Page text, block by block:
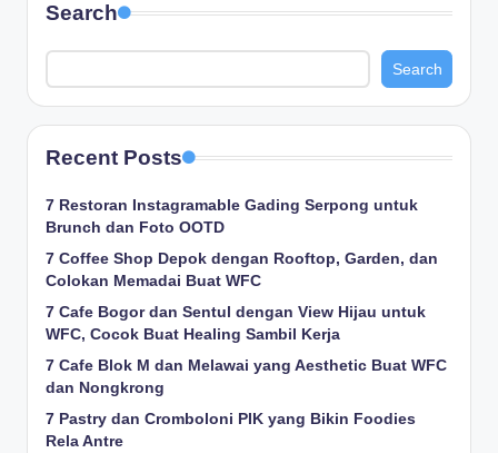
Search
Search
Recent Posts
7 Restoran Instagramable Gading Serpong untuk
Brunch dan Foto OOTD
7 Coffee Shop Depok dengan Rooftop, Garden, dan
Colokan Memadai Buat WFC
7 Cafe Bogor dan Sentul dengan View Hijau untuk
WFC, Cocok Buat Healing Sambil Kerja
7 Cafe Blok M dan Melawai yang Aesthetic Buat WFC
dan Nongkrong
7 Pastry dan Cromboloni PIK yang Bikin Foodies
Rela Antre